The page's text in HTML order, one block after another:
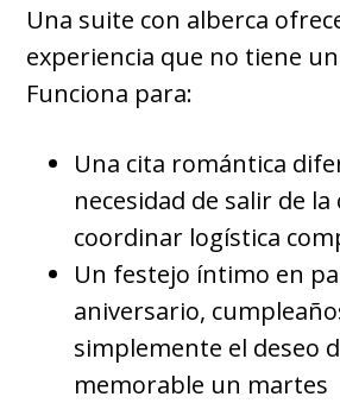
Una suite con alberca
experiencia que no tiene
Funciona para:
Una cita romántica
necesidad de salir de la
coordinar logística
Un festejo íntimo en
aniversario,
simplemente el deseo
memorable un martes